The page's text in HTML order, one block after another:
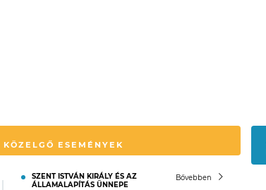
KÖZELGŐ ESEMÉNYEK
SZENT ISTVÁN KIRÁLY ÉS AZ
ÁLLAMALAPÍTÁS ÜNNEPE
Bővebben